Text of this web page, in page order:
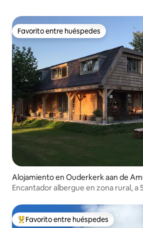
Favorito entre huéspedes
Favorito entre huéspedes
Alojamiento en Ouderkerk aan de
Encantador albergue en zona rural, a
Favorito entre los huéspedes más
Favorito entre huéspedes